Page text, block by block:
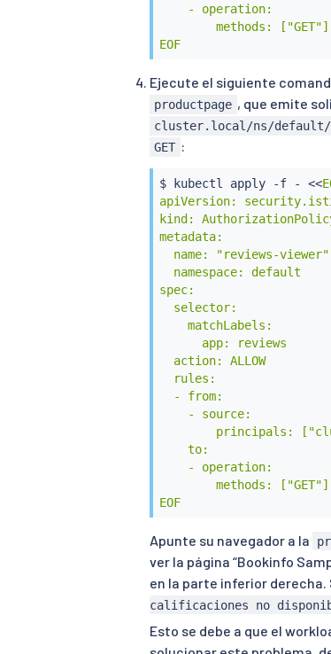
    - operation:
        methods: ["GET"]
EOF
Ejecute el siguiente
productpage , que emite
cluster.local/ns/default/
GET :
$ kubectl apply -f - <<
apiVersion:
kind:
metadata:
  name: "reviews-viewer"
  namespace: default
spec:
  selector:
    matchLabels:
      app: reviews
  action: ALLOW
  rules:
  - from:
    - source:
principals:
    to:
    - operation:
        methods: ["GET"]
EOF
Apunte su navegador a la
ver la página “Bookinfo
en la parte inferior derecha.
calificaciones no
Esto se debe a que el